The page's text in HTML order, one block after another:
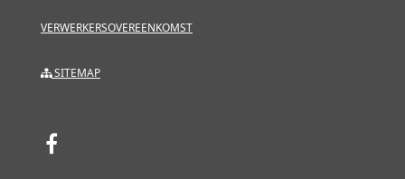
VERWERKERSOVEREENKOMST
SITEMAP